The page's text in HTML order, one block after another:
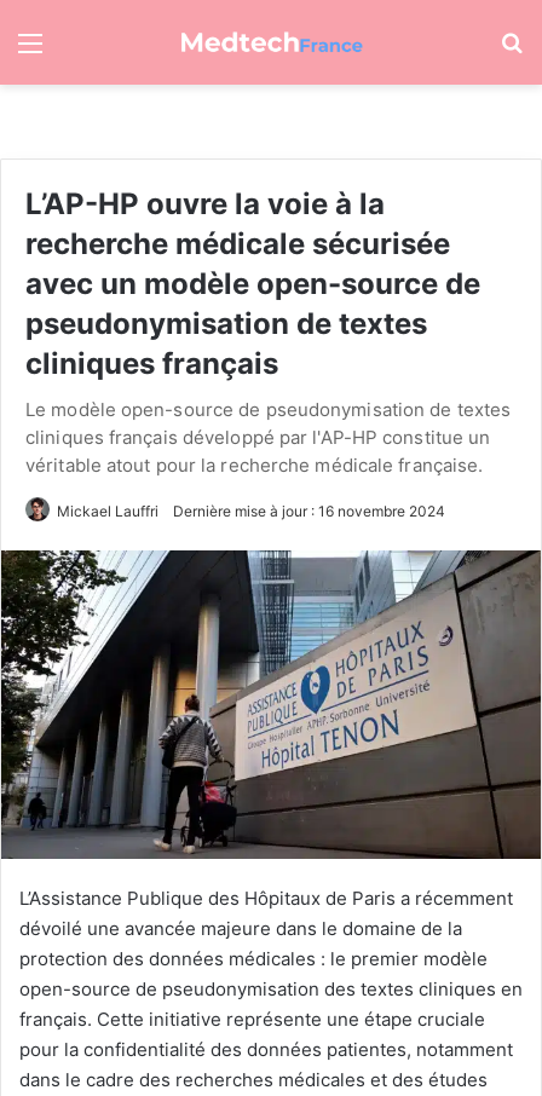
Menu
L’AP-HP ouvre la voie à la
recherche médicale sécurisée
avec un modèle open-source de
pseudonymisation de textes
cliniques français
Le modèle open-source de pseudonymisation de textes
cliniques français développé par l'AP-HP constitue un
véritable atout pour la recherche médicale française.
Mickael Lauffri Dernière mise à jour : 16 novembre 2024
L’Assistance Publique des Hôpitaux de Paris a récemment
dévoilé une avancée majeure dans le domaine de la
protection des données médicales : le premier modèle
open-source de pseudonymisation des textes cliniques en
français. Cette initiative représente une étape cruciale
pour la confidentialité des données patientes, notamment
dans le cadre des recherches médicales et des études